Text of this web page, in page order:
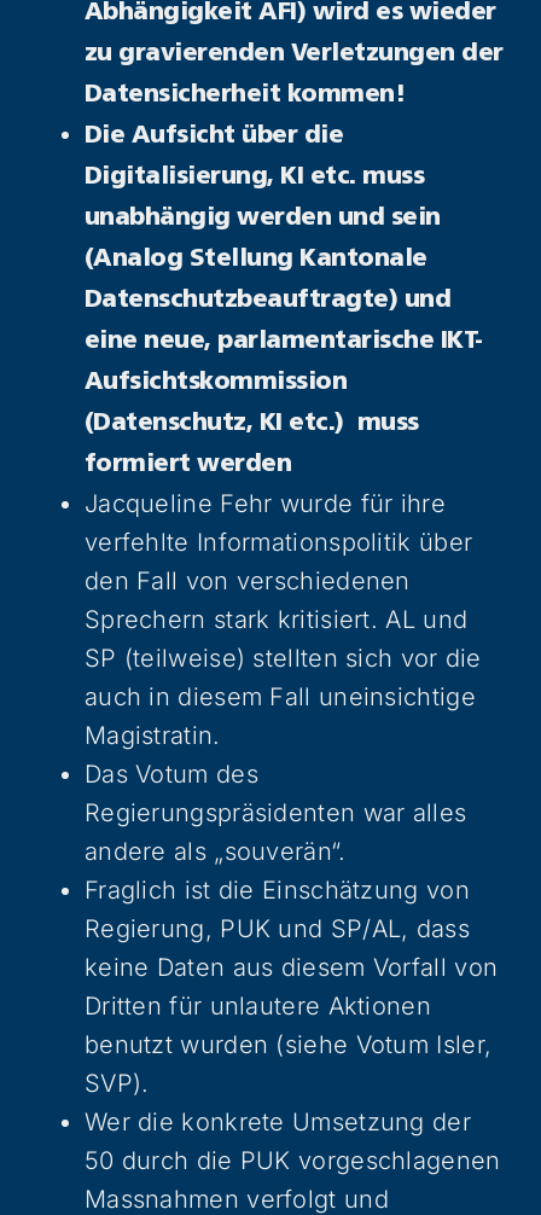
Abhängigkeit AFI) wird es wieder
zu gravierenden Verletzungen der
Datensicherheit kommen!
Die Aufsicht über die
Digitalisierung, KI etc. muss
unabhängig werden und sein
(Analog Stellung Kantonale
Datenschutzbeauftragte) und
eine neue, parlamentarische IKT-
Aufsichtskommission
(Datenschutz, KI etc.) muss
formiert werden
Jacqueline Fehr wurde für ihre
verfehlte Informationspolitik über
den Fall von verschiedenen
Sprechern stark kritisiert. AL und
SP (teilweise) stellten sich vor die
auch in diesem Fall uneinsichtige
Magistratin.
Das Votum des
Regierungspräsidenten war alles
andere als „souverän“.
Fraglich ist die Einschätzung von
Regierung, PUK und SP/AL, dass
keine Daten aus diesem Vorfall von
Dritten für unlautere Aktionen
benutzt wurden (siehe Votum Isler,
SVP).
Wer die konkrete Umsetzung der
50 durch die PUK vorgeschlagenen
Massnahmen verfolgt und